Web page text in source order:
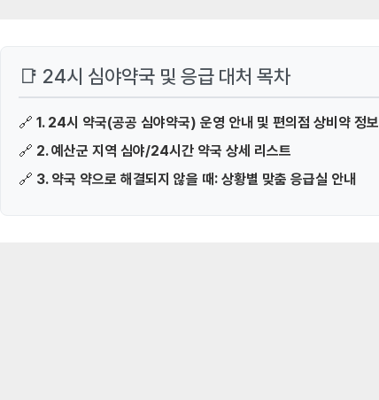
📑 24시 심야약국 및 응급 대처 목차
🔗 1. 24시 약국(공공 심야약국) 운영 안내 및 편의점 상비약 정보
🔗 2. 예산군 지역 심야/24시간 약국 상세 리스트
🔗 3. 약국 약으로 해결되지 않을 때: 상황별 맞춤 응급실 안내